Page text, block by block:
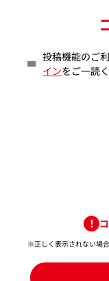
投稿機能のご
インをご一読
※正しく表示されない場